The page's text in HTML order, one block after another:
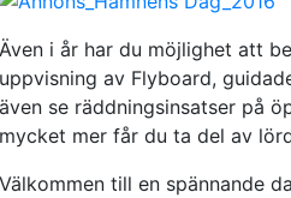
Även i år har du möjlighet att
uppvisning av Flyboard,
även se räddningsinsatser på
mycket mer får du ta del av
Välkommen till en spännande